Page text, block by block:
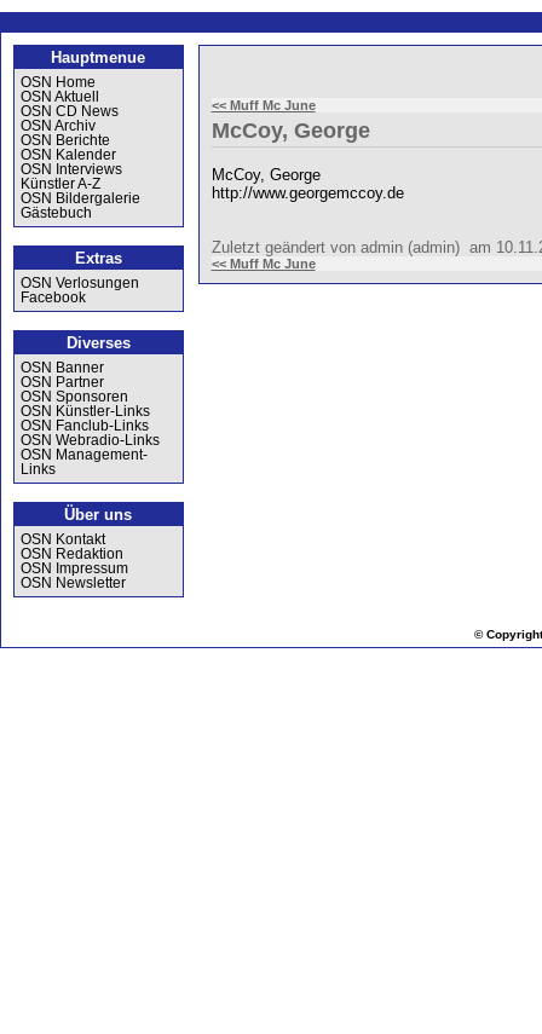
Hauptmenue
OSN Home
OSN Aktuell
OSN CD News
OSN Archiv
OSN Berichte
OSN Kalender
OSN Interviews
Künstler A-Z
OSN Bildergalerie
Gästebuch
Extras
OSN Verlosungen
Facebook
Diverses
OSN Banner
OSN Partner
OSN Sponsoren
OSN Künstler-Links
OSN Fanclub-Links
OSN Webradio-Links
OSN Management-
Links
Über uns
OSN Kontakt
OSN Redaktion
OSN Impressum
OSN Newsletter
<< Muff Mc June
McCoy, George
McCoy, George
http://www.georgemccoy.de
Zuletzt geändert von admin (admin) am
<< Muff Mc June
©